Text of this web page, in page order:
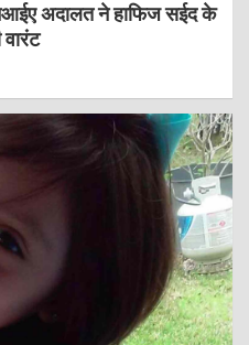
अदालत ने हाफिज सईद के